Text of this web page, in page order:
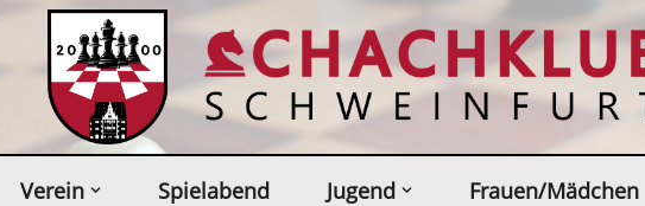
Verein Spielabend Jugend Frauen/Mädchen